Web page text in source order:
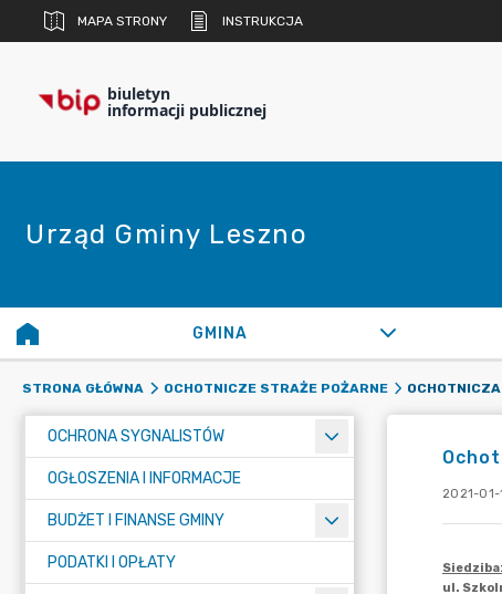
MAPA STRONY INSTRUKCJA
biuletyn
informacji publicznej
Urząd Gminy Leszno
GMINA
STRONA GŁÓWNA OCHOTNICZE STRAŻE POŻARNE
OCHRONA SYGNALISTÓW
OGŁOSZENIA I INFORMACJE
BUDŻET I FINANSE GMINY
PODATKI I OPŁATY
2021-01-